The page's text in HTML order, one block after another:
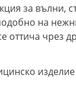
за вълни,
на
оттича чрез